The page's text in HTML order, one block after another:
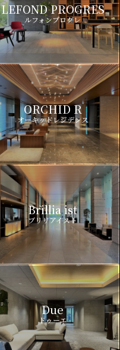
LEFOND PROGRES
ルフォンプログレ
ORCHID R
オーキッドレジデンス
Brillia ist
ブリリアイスト
Due
ドゥーエ